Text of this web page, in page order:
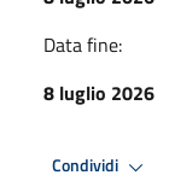
Data fine:
8 luglio 2026
Condividi